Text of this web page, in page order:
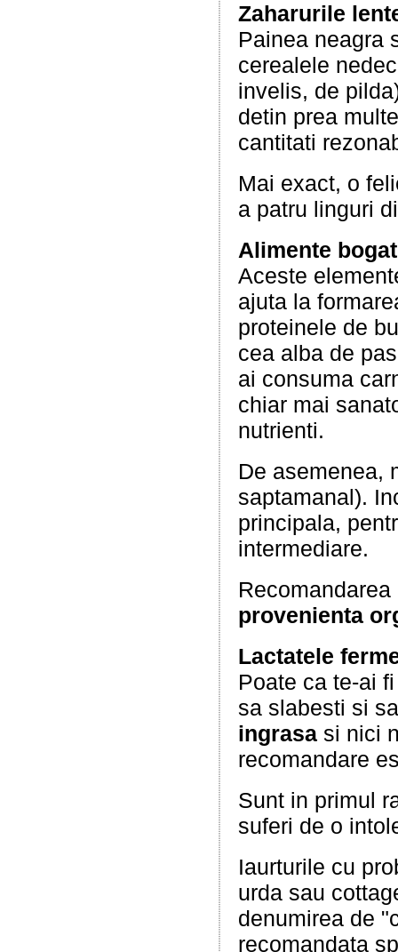
Zaharurile
Painea neagra
cerealele
invelis, de
detin prea
cantitati
Mai exact, o
a patru linguri
Alimente
Aceste
ajuta la
proteinele de
cea alba de
ai consuma
chiar mai
nutrienti.
De asemenea,
saptamanal).
principala,
intermediare.
provenienta
Lactatele
Poate ca te-ai
sa slabesti si
ingrasa si nici
recomandare
Sunt in primul
suferi de o
Iaurturile cu
urda sau
denumirea de
recomandata